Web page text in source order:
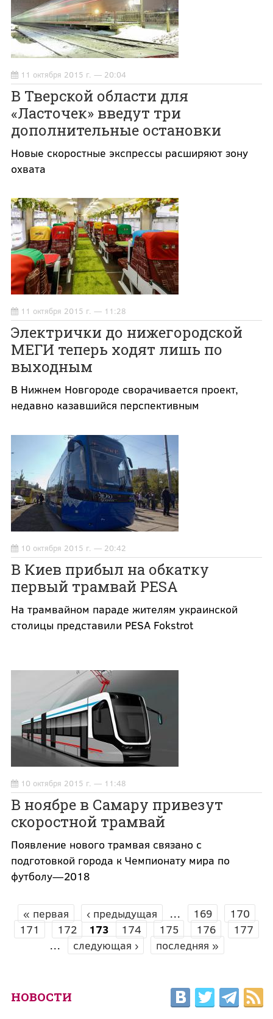
11 октября 2015 г. — 20:04
В Тверской области для
«Ласточек» введут три
дополнительные остановки
Новые скоростные экспрессы расширяют зону
охвата
11 октября 2015 г. — 11:28
Электрички до нижегородской
МЕГИ теперь ходят лишь по
выходным
В Нижнем Новгороде сворачивается проект,
недавно казавшийся перспективным
10 октября 2015 г. — 20:42
В Киев прибыл на обкатку
первый трамвай PESA
На трамвайном параде жителям украинской
столицы представили PESA Fokstrot
10 октября 2015 г. — 11:48
В ноябре в Самару привезут
скоростной трамвай
Появление нового трамвая связано с
подготовкой города к Чемпионату мира по
футболу—2018
СТРАНИЦЫ
« первая ‹ предыдущая … 169
170
171
172 173 174 175 176
177
…
следующая › последняя »
НОВОСТИ